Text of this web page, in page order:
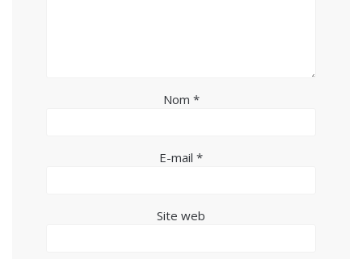
Nom *
E-mail *
Site web